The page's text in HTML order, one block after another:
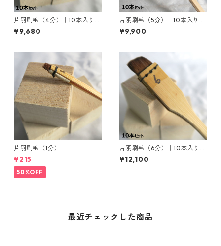
片羽刷毛（4分）｜10本入り｜
お取り寄せ商品
¥9,680
片羽刷毛（5分）｜10本入り｜
お取り寄せ商品
¥9,900
片羽刷毛（1分）
¥215
50%OFF
片羽刷毛（6分）｜10本入り｜
取寄せ
¥12,100
最近チェックした商品